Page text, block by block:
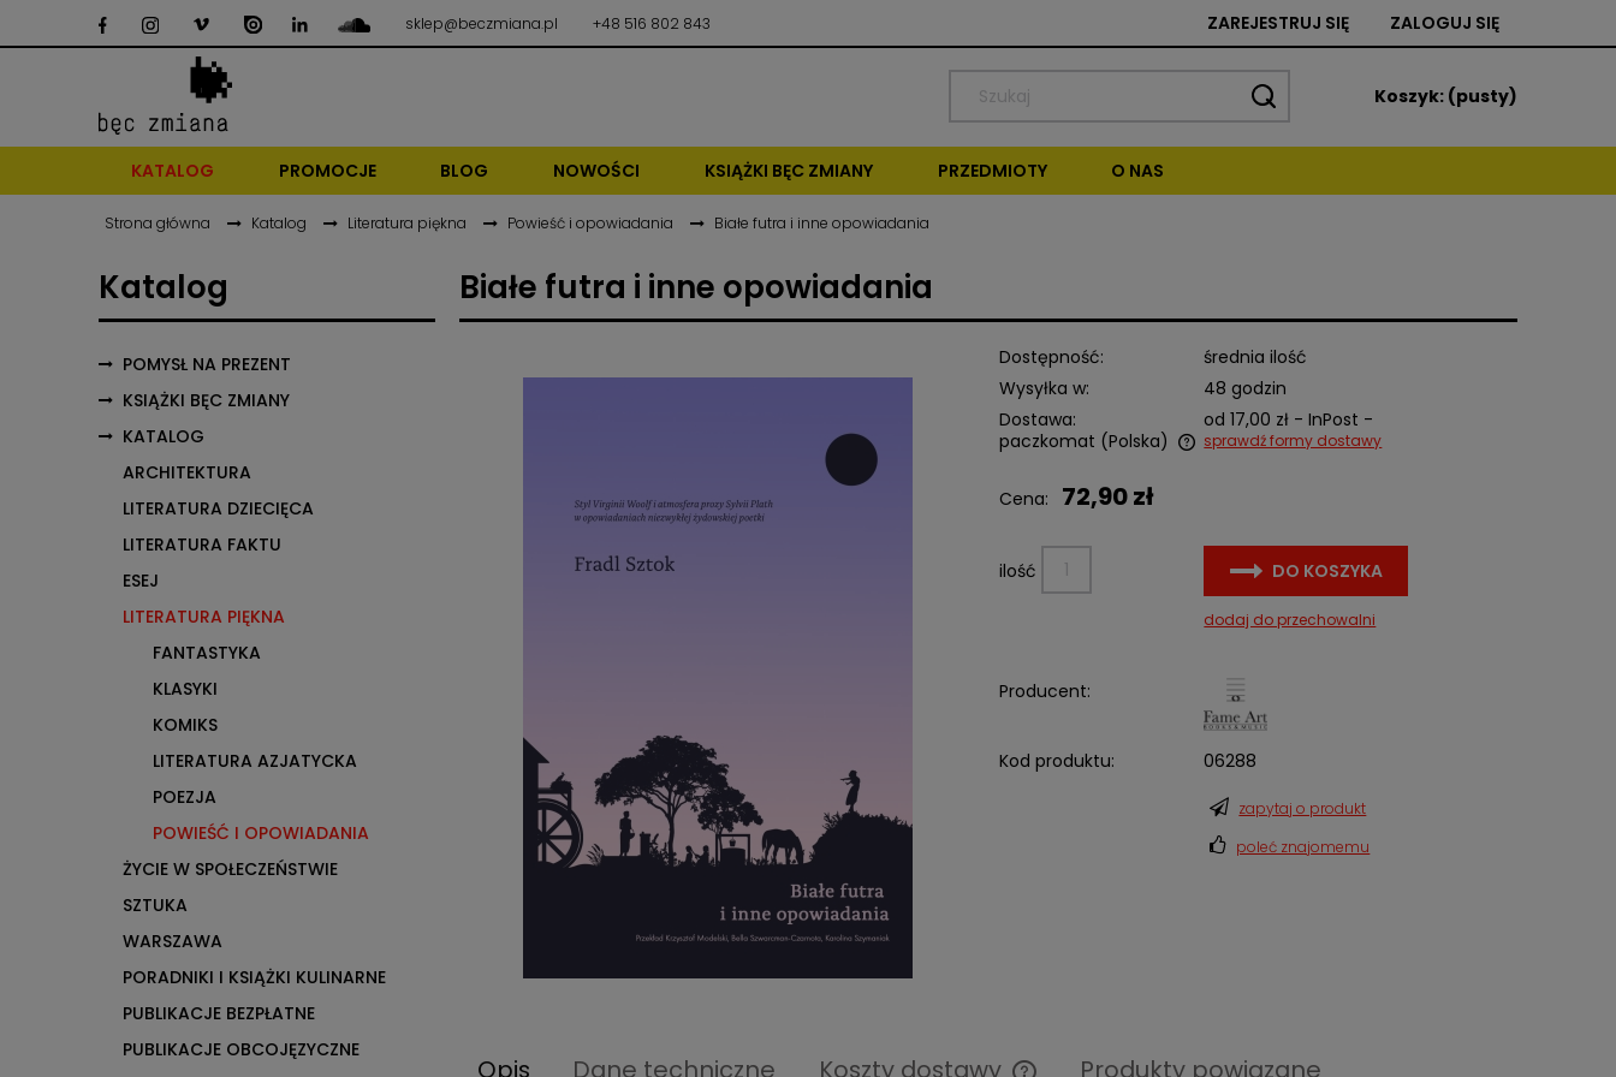
sklep@beczmiana.pl +48 516 802 843 ZAREJESTRUJ SIĘ ZALOGUJ SIĘ
Koszyk: (pusty)
KATALOG PROMOCJE BLOG NOWOŚCI KSIĄŻKI BĘC ZMIANY PRZEDMIOTY O NAS
Strona główna Katalog Literatura piękna Powieść i opowiadania Białe futra i inne opowiadania
Katalog
POMYSŁ NA PREZENT
KSIĄŻKI BĘC ZMIANY
KATALOG
ARCHITEKTURA
LITERATURA DZIECIĘCA
LITERATURA FAKTU
ESEJ
LITERATURA PIĘKNA
FANTASTYKA
KLASYKI
KOMIKS
LITERATURA AZJATYCKA
POEZJA
POWIEŚĆ I OPOWIADANIA
ŻYCIE W SPOŁECZEŃSTWIE
SZTUKA
WARSZAWA
PORADNIKI I KSIĄŻKI KULINARNE
PUBLIKACJE BEZPŁATNE
PUBLIKACJE OBCOJĘZYCZNE
Białe futra i inne opowiadania
Dostępność:
średnia ilość
Wysyłka w:
48 godzin
Dostawa:
od 17,00 zł - InPost -
paczkomat (Polska)
Cena nie zawiera ewentualnych
sprawdź formy dostawy
Cena: 72,90 zł
ilość DO KOSZYKA
dodaj do przechowalni
Producent:
Kod produktu: 06288
zapytaj o produkt
poleć znajomemu
Opis Dane techniczne Koszty dostawy Produkty powiązane